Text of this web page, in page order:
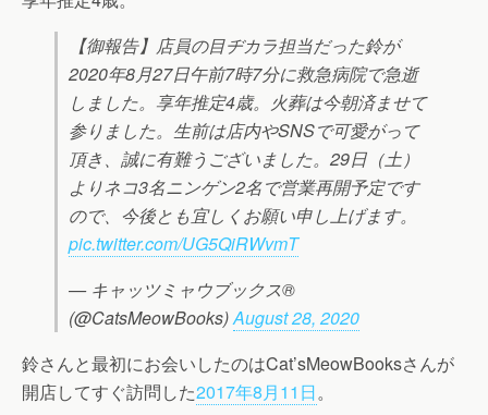
【御報告】店員の目ヂカラ担当だった鈴が
2020年8月27日午前7時7分に救急病院で急逝
しました。享年推定4歳。火葬は今朝済ませて
参りました。生前は店内やSNSで可愛がって
頂き、誠に有難うございました。29日（土）
よりネコ3名ニンゲン2名で営業再開予定です
ので、今後とも宜しくお願い申し上げます。
pic.twitter.com/UG5QiRWvmT
— キャッツミャウブックス®
(@CatsMeowBooks)August 28, 2020
鈴さんと最初にお会いしたのはCat’sMeowBooksさんが
開店してすぐ訪問した2017年8月11日。